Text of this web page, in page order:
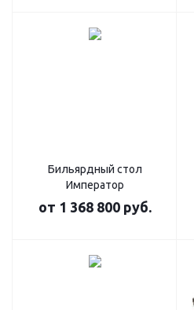
Бильярдный стол
Император
от 1 368 800 руб.